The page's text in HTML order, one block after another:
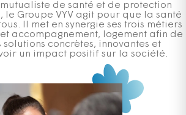
de santé et de protection
le Groupe VYV agit pour que la santé
Il met en synergie ses trois métiers
et accompagnement, logement afin de
concrètes, innovantes et
un impact positif sur la société.